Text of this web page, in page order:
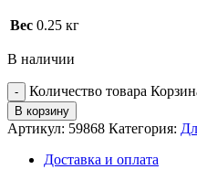
Вес 0.25 кг
В наличии
Количество товара
В корзину
Артикул: 59868 Категория:
Доставка и оплата